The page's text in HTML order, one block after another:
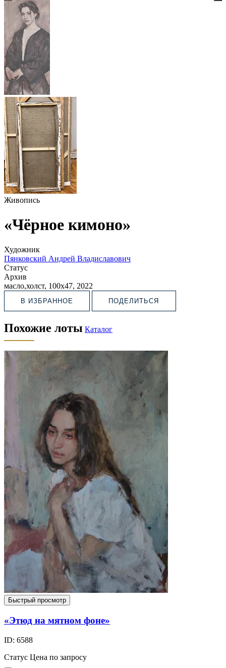
Живопись
«Чёрное кимоно»
Художник
Пянковский Андрей Владиславович
Статус
Архив
масло,холст, 100х47, 2022
В ИЗБРАННОЕ ПОДЕЛИТЬСЯ
Похожие лоты Каталог
Быстрый просмотр
«Этюд на мятном фоне»
ID: 6588
Статус Цена по запросу